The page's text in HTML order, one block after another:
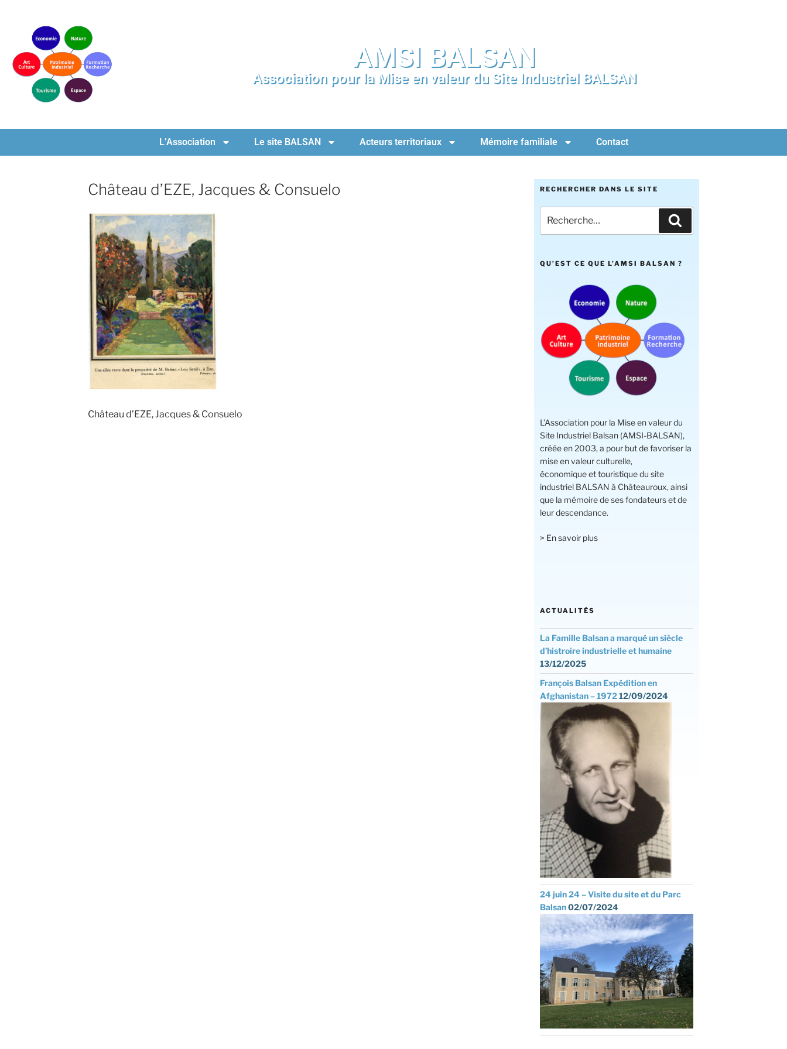
AMSI BALSAN
Association pour la Mise en valeur du Site Industriel BALSAN
L’Association Le site BALSAN Acteurs territoriaux Mémoire familiale Contact
Château d’EZE, Jacques & Consuelo
Château d’EZE, Jacques & Consuelo
RECHERCHER DANS LE SITE
QU’EST CE QUE L’AMSI BALSAN ?
L’Association pour la Mise en valeur du
Site Industriel Balsan (AMSI-BALSAN),
créée en 2003, a pour but de favoriser la
mise en valeur culturelle,
économique et touristique du site
industriel BALSAN à Châteauroux, ainsi
que la mémoire de ses fondateurs et de
leur descendance.
> En savoir plus
ACTUALITÉS
La Famille Balsan a marqué un siècle
d’histroire industrielle et humaine
13/12/2025
François Balsan Expédition en
Afghanistan – 197212/09/2024
24 juin 24 – Visite du site et du Parc
Balsan02/07/2024